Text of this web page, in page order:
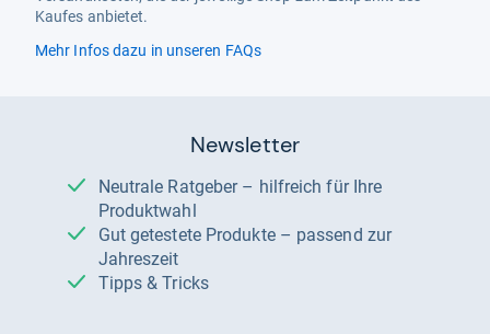
Kaufes anbietet.
Mehr Infos dazu in unseren FAQs
Newsletter
Neutrale Ratgeber – hilfreich für Ihre
Produktwahl
Gut getestete Produkte – passend zur
Jahreszeit
Tipps & Tricks